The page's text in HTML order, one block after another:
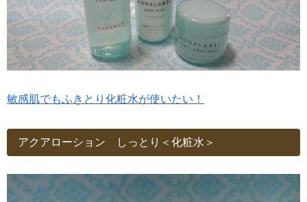
敏感肌でもふきとり化粧水が使いたい！
アクアローション しっとり＜化粧水＞